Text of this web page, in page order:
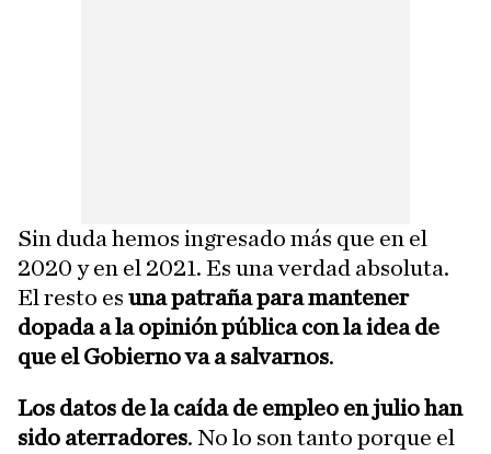
Sin duda hemos ingresado más que en el
2020 y en el 2021. Es una verdad absoluta.
El resto es una patraña para mantener
dopada a la opinión pública con la idea de
que el Gobierno va a salvarnos.
Los datos de la caída de empleo en julio han
sido aterradores. No lo son tanto porque el